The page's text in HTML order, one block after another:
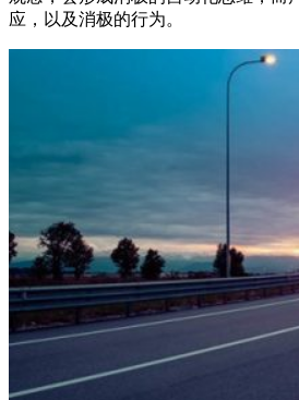
应，以及消极的行为。